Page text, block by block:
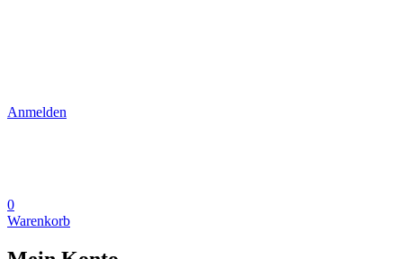
Anmelden
0
Warenkorb